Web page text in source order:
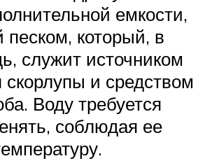
емкости,
песком, который, в
служит источником
и средством
Воду требуется
соблюдая ее